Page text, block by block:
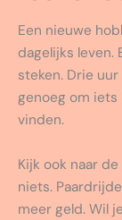
Een nieuwe
dagelijks leven.
steken. Drie
genoeg om
vinden.
Kijk ook naar
niets.
meer geld. Wil